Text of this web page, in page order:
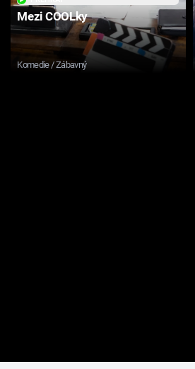
Mezi COOLky
Komedie / Zábavný